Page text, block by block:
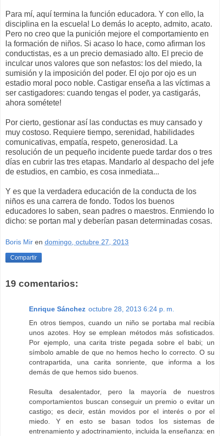
Para mí, aquí termina la función educadora. Y con ello, la
disciplina en la escuela! Lo demás lo acepto, admito, acato.
Pero no creo que la punición mejore el comportamiento en
la formación de niños. Si acaso lo hace, como afirman los
conductistas, es a un precio demasiado alto. El precio de
inculcar unos valores que son nefastos: los del miedo, la
sumisión y la imposición del poder. El ojo por ojo es un
estadio moral poco noble. Castigar enseña a las víctimas a
ser castigadores: cuando tengas el poder, ya castigarás,
ahora sométete!
Por cierto, gestionar así las conductas es muy cansado y
muy costoso. Requiere tiempo, serenidad, habilidades
comunicativas, empatía, respeto, generosidad. La
resolución de un pequeño incidente puede tardar dos o tres
días en cubrir las tres etapas. Mandarlo al despacho del jefe
de estudios, en cambio, es cosa inmediata...
Y es que la verdadera educación de la conducta de los
niños es una carrera de fondo. Todos los buenos
educadores lo saben, sean padres o maestros. Enmiendo lo
dicho: se portan mal y deberían pasan determinadas cosas.
Boris Mir en domingo, octubre 27, 2013
Compartir
19 comentarios:
Enrique Sánchez octubre 28, 2013 6:24 p. m.
En otros tiempos, cuando un niño se portaba mal recibía
unos azotes. Hoy se emplean métodos más sofisticados.
Por ejemplo, una carita triste pegada sobre el babi; un
símbolo amable de que no hemos hecho lo correcto. O su
contrapartida, una carita sonriente, que informa a los
demás de que hemos sido buenos.
Resulta desalentador, pero la mayoría de nuestros
comportamientos buscan conseguir un premio o evitar un
castigo; es decir, están movidos por el interés o por el
miedo. Y en esto se basan todos los sistemas de
entrenamiento y adoctrinamiento, incluida la enseñanza: en